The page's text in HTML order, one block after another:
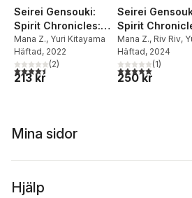
Seirei Gensouki:
Spirit Chronicles:
Omnibus 4 (Light
Novel)
Mana Z., Yuri Kitayama
Häftad, 2022
4,5utav 5 stjärnor. Totalt antal röster:
(2)
213 kr
Seirei
Spirit
Omnibus 11
Novel)
Mana Z., Riv Riv,
Kitayama
Häftad, 2024
5,0utav 5 stjärnor.
(1)
250 kr
Mina sidor
Hjälp